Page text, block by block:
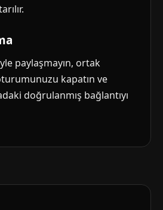
paylaşmayın, ortak
kapatın ve
doğrulanmış bağlantıyı